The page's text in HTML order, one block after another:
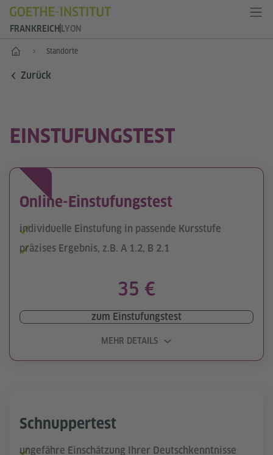
FRANKREICH LYON
Start Standorte
Zurück
EINSTUFUNGSTEST
Schnuppertest
ungefähre Einschätzung Ihrer Deutschkenntnisse
Online-Einstufungstest
individuelle Einstufung in passende Kursstufe
präzises Ergebnis, z.B. A 1.2, B 2.1
35 €
zum Einstufungstest
MEHR DETAILS